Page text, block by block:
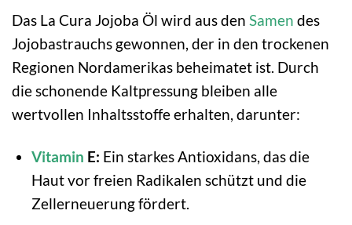
Das La Cura Jojoba Öl wird aus den Samen des
Jojobastrauchs gewonnen, der in den trockenen
Regionen Nordamerikas beheimatet ist. Durch
die schonende Kaltpressung bleiben alle
wertvollen Inhaltsstoffe erhalten, darunter:
Vitamin E: Ein starkes Antioxidans, das die
Haut vor freien Radikalen schützt und die
Zellerneuerung fördert.